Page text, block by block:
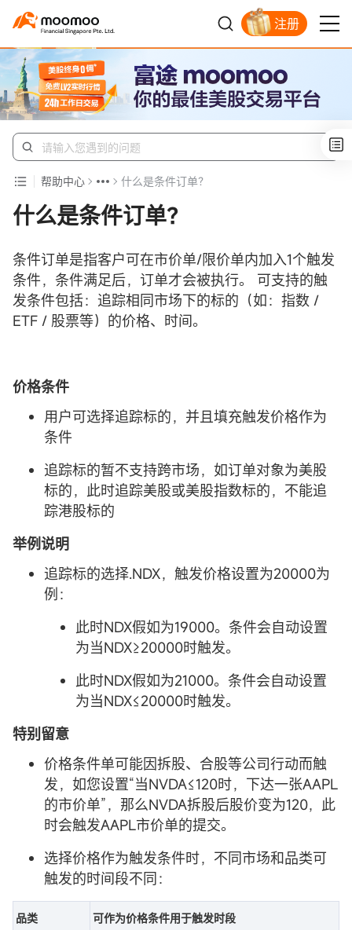
注册
帮助中心 什么是条件订单？
什么是条件订单？
条件订单是指客户可在市价单/限价单内加入1个触发
条件，条件满足后，订单才会被执行。 可支持的触
发条件包括：追踪相同市场下的标的（如：指数 /
ETF / 股票等）的价格、时间。
价格条件
用户可选择追踪标的，并且填充触发价格作为
条件
追踪标的暂不支持跨市场，如订单对象为美股
标的，此时追踪美股或美股指数标的，不能追
踪港股标的
举例说明
追踪标的选择.NDX，触发价格设置为20000为
例：
此时NDX假如为19000。条件会自动设置
为当NDX≥20000时触发。
此时NDX假如为21000。条件会自动设置
为当NDX≤20000时触发。
特别留意
价格条件单可能因拆股、合股等公司行动而触
发，如您设置“当NVDA≤120时，下达一张AAPL
的市价单”，那么NVDA拆股后股价变为120，此
时会触发AAPL市价单的提交。
选择价格作为触发条件时，不同市场和品类可
触发的时间段不同：
品类 可作为价格条件用于触发时段